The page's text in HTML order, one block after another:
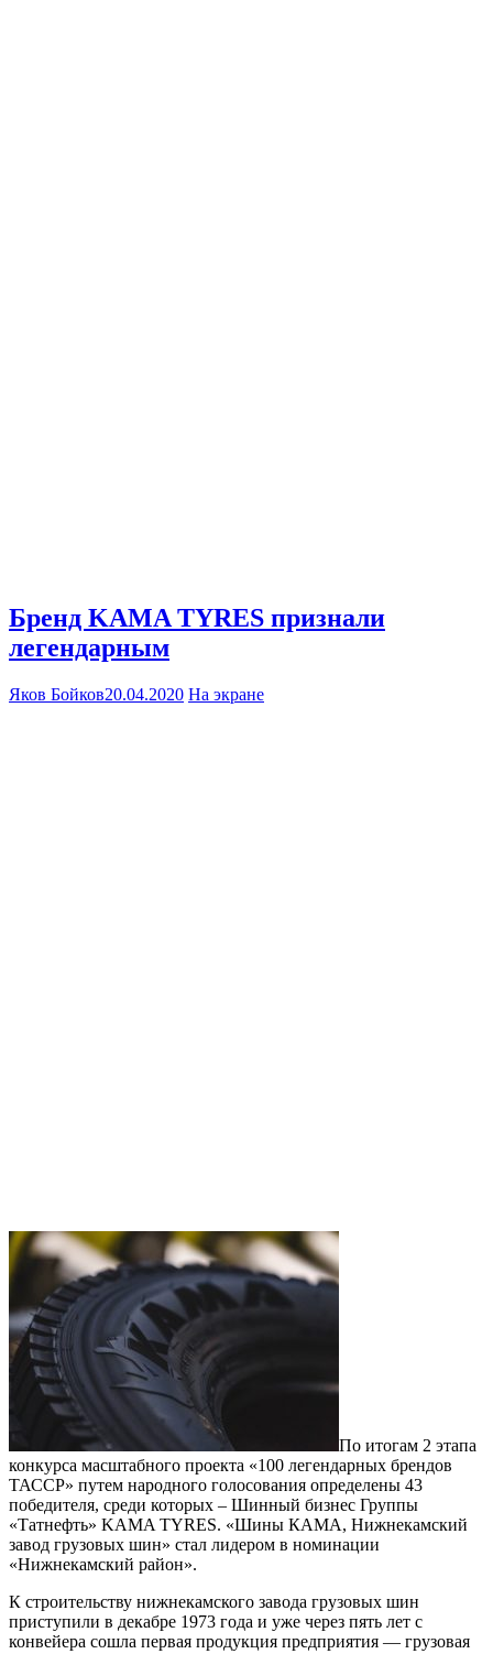
Бренд KAMA TYRES признали
легендарным
Яков Бойков20.04.2020 На экране
По итогам 2 этапа
конкурса масштабного проекта «100 легендарных брендов
ТАССР» путем народного голосования определены 43
победителя, среди которых – Шинный бизнес Группы
«Татнефть» KAMA TYRES. «Шины КАМА, Нижнекамский
завод грузовых шин» стал лидером в номинации
«Нижнекамский район».
К строительству нижнекамского завода грузовых шин
приступили в декабре 1973 года и уже через пять лет с
конвейера сошла первая продукция предприятия — грузовая